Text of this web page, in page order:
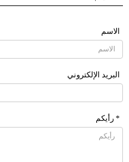
الاسم
البرید الإلکتروني
* رأیکم